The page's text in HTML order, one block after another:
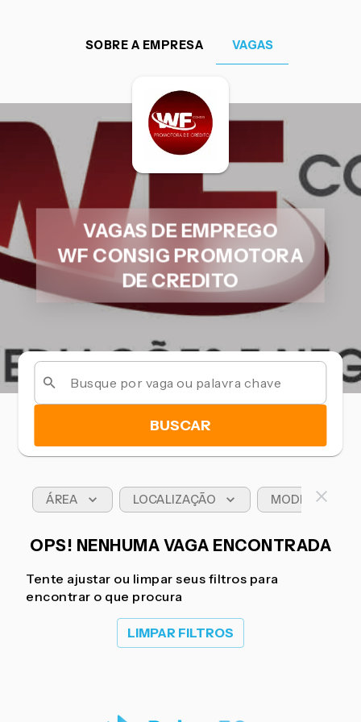
SOBRE A EMPRESA VAGAS
VAGAS DE EMPREGO
WF CONSIG PROMOTORA
DE CREDITO
BUSCAR
ÁREA LOCALIZAÇÃO MODELO DE
OPS! NENHUMA VAGA ENCONTRADA
Tente ajustar ou limpar seus filtros para
encontrar o que procura
LIMPAR FILTROS